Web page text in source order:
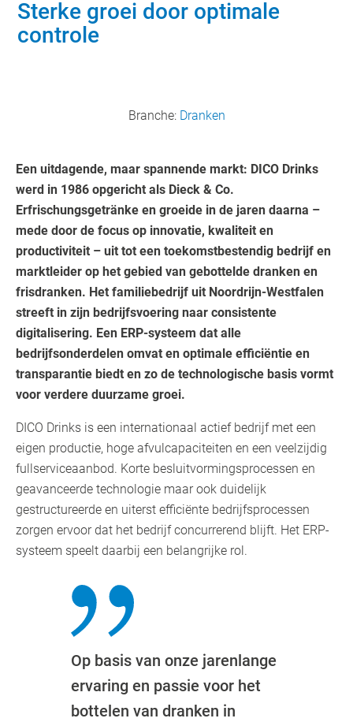
Sterke groei door optimale
controle
Branche: Dranken
Een uitdagende, maar spannende markt: DICO Drinks
werd in 1986 opgericht als Dieck & Co.
Erfrischungsgetränke en groeide in de jaren daarna –
mede door de focus op innovatie, kwaliteit en
productiviteit – uit tot een toekomstbestendig bedrijf en
marktleider op het gebied van gebottelde dranken en
frisdranken. Het familiebedrijf uit Noordrijn-Westfalen
streeft in zijn bedrijfsvoering naar consistente
digitalisering. Een ERP-systeem dat alle
bedrijfsonderdelen omvat en optimale efficiëntie en
transparantie biedt en zo de technologische basis vormt
voor verdere duurzame groei.
DICO Drinks is een internationaal actief bedrijf met een
eigen productie, hoge afvulcapaciteiten en een veelzijdig
fullserviceaanbod. Korte besluitvormingsprocessen en
geavanceerde technologie maar ook duidelijk
gestructureerde en uiterst efficiënte bedrijfsprocessen
zorgen ervoor dat het bedrijf concurrerend blijft. Het ERP-
systeem speelt daarbij een belangrijke rol.
Op basis van onze jarenlange
ervaring en passie voor het
bottelen van dranken in